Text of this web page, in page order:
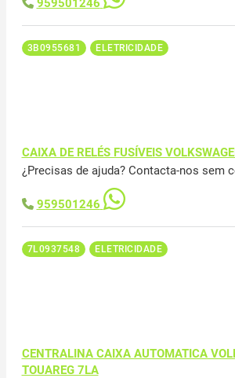
3B0955681 ELETRICIDADE
CAIXA DE RELÉS FUSÍVEIS
¿Precisas de ajuda? Contacta-nos sem
959501246
7L0937548 ELETRICIDADE
CENTRALINA CAIXA AUTOMATICA
TOUAREG 7LA